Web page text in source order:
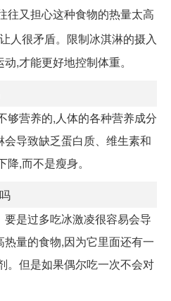
往又担心这种食物的热量太高
人很矛盾。限制冰淇淋的摄入
,才能更好地控制体重。
够营养的,人体的各种营养成分
导致缺乏蛋白质、维生素和
,而不是瘦身。
是过多吃冰激凌很容易会导
量的食物,因为它里面还有一
。但是如果偶尔吃一次不会对